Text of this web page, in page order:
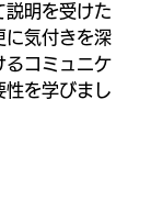
説明を受けた
に気付きを深
るコミュニケ
性を学びまし